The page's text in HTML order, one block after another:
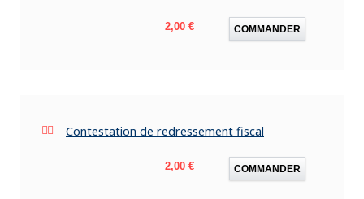
Prix
2,00 € COMMANDER
Contestation de redressement fiscal
Prix
2,00 € COMMANDER